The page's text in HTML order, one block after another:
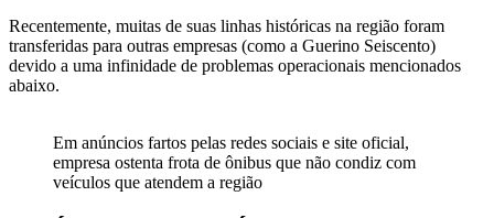
Recentemente, muitas de suas linhas históricas na região foram
transferidas para outras empresas (como a Guerino Seiscento)
devido a uma infinidade de problemas operacionais mencionados
abaixo.
Em anúncios fartos pelas redes sociais e site oficial,
empresa ostenta frota de ônibus que não condiz com
veículos que atendem a região